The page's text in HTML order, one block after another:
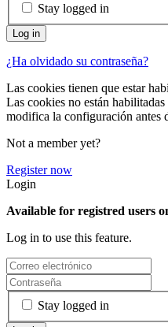
Stay logged in
¿Ha olvidado su contraseña?
Las cookies tienen que estar
Las cookies no están
modifica la configuración antes
Not a member yet?
Register now
Login
Available for registred users
Log in to use this feature.
Stay logged in